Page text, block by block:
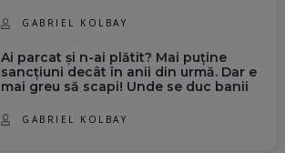
GABRIEL KOLBAY
Ai parcat și n-ai plătit? Mai puține
sancțiuni decât în anii din urmă. Dar e
mai greu să scapi! Unde se duc banii
GABRIEL KOLBAY